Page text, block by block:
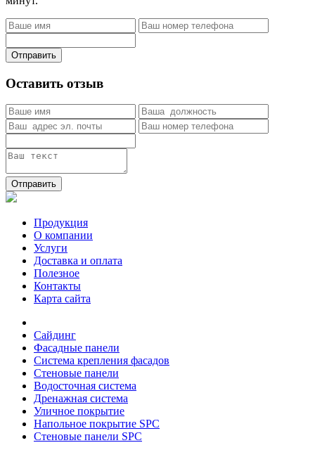
Отправить
Оставить отзыв
Отправить
Продукция
О компании
Услуги
Доставка и оплата
Полезное
Контакты
Карта сайта
Сайдинг
Фасадные панели
Система крепления фасадов
Стеновые панели
Водосточная система
Дренажная система
Уличное покрытие
Напольное покрытие SPC
Стеновые панели SPC